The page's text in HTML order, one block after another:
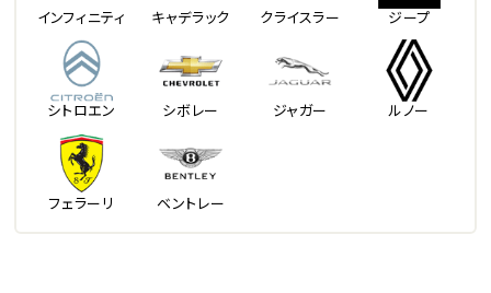
インフィニティ キャデラック クライスラー ジープ
シトロエン シボレー ジャガー ルノー
フェラーリ ベントレー